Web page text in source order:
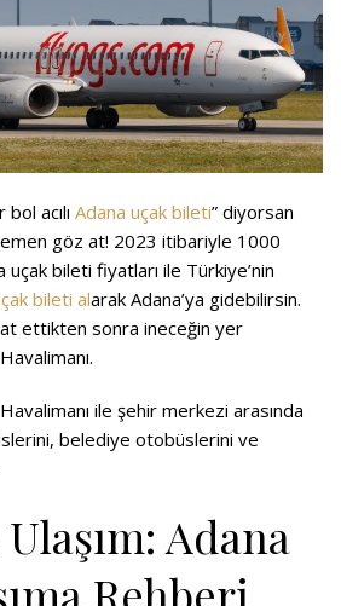
acılı Adana uçak bileti” diyorsan
göz at! 2023 itibariyle 1000
uçak bileti fiyatları ile Türkiye’nin
bileti alarak Adana’ya gidebilirsin.
ettikten sonra ineceğin yer
ile şehir merkezi arasında
belediye otobüslerini ve
Adana
Rehberi